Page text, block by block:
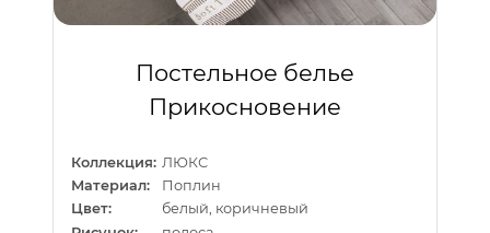
Постельное белье
Прикосновение
Коллекция: ЛЮКС
Материал:
Поплин
Цвет:
белый, коричневый